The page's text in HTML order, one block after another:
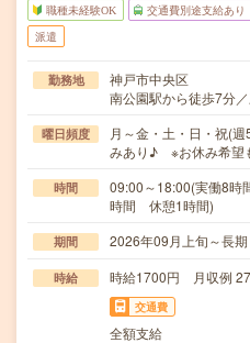
職種未経験OK 交通費別途支給あり
派遣
勤務地
神戸市中央区
南公園駅から徒歩7分
曜日頻度
月～金・土・日・祝(
みあり♪ ※お休み希望
時間
09:00～18:00(実働8
時間 休憩1時間)
期間 2026年09月上旬～長
時給 時給1700円 月収例
交通費
全額支給